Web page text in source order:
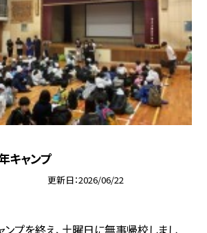
ャンプ
更新日 2026/06/22
プを終え、土曜日に無事帰校しまし